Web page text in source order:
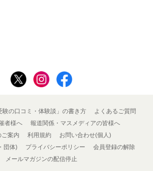
験の口コミ・体験談」の書き方
よくあるご質問
者様へ
報道関係・マスメディアの皆様へ
ご案内
利用規約
お問い合わせ(個人)
団体)
プライバシーポリシー
会員登録の解除
メールマガジンの配信停止